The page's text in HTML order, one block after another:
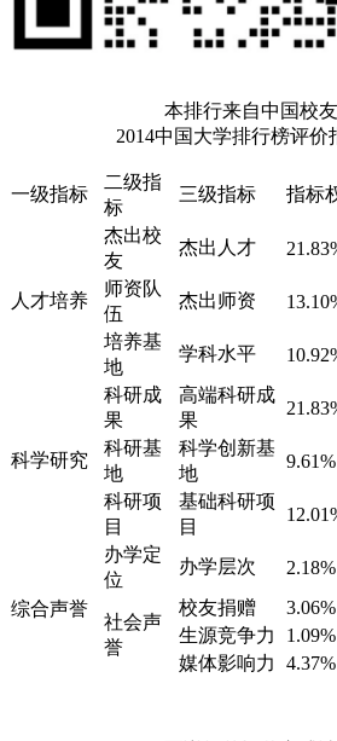
本排行来自中国校
2014中国大学排行榜评价
一级指标
二级指
标
三级指标 指标
人才培养
杰出校
友
杰出人才
师资队
伍
杰出师资
培养基
地
学科水平
科学研究
科研成
果
高端科研成
果
科研基
地
科学创新基
地
9.61%
科研项
目
基础科研项
目
综合声誉
办学定
位
办学层次 2.18%
社会声
誉
校友捐赠
3.06%
生源竞争力
1.09%
媒体影响力
4.37%